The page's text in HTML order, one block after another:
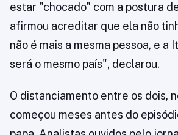
estar "chocado" com a postura
afirmou acreditar que ela não
não é mais a mesma pessoa, e a
será o mesmo país", declarou.
O distanciamento entre os dois,
começou meses antes do